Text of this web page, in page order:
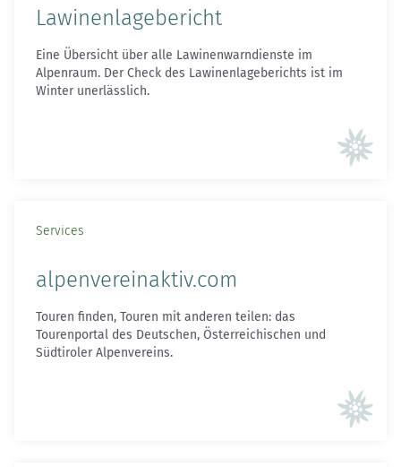
Lawinenlagebericht
Eine Übersicht über alle Lawinenwarndienste im
Alpenraum. Der Check des Lawinenlageberichts ist im
Winter unerlässlich.
Services
alpenvereinaktiv.com
Touren finden, Touren mit anderen teilen: das
Tourenportal des Deutschen, Österreichischen und
Südtiroler Alpenvereins.